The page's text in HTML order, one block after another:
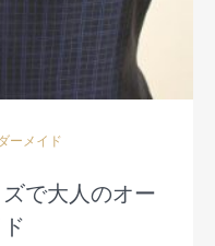
ーメイド
で大人のオー